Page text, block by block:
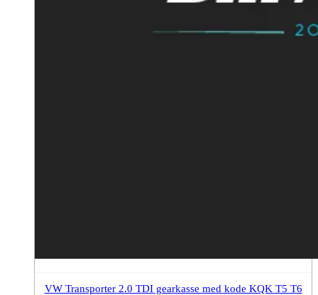
VW Transporter 2.0 TDI gearkasse med kode KQK T5 T6